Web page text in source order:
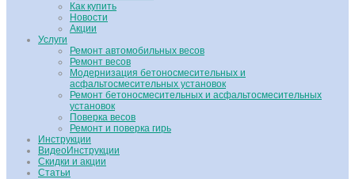
Как купить
Новости
Акции
Услуги
Ремонт автомобильных весов
Ремонт весов
Модернизация бетоносмесительных и
асфальтосмесительных установок
Ремонт бетоносмесительных и асфальтосмесительных
установок
Поверка весов
Ремонт и поверка гирь
Инструкции
ВидеоИнструкции
Скидки и акции
Статьи